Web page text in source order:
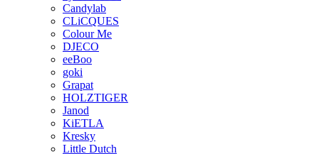
Candylab
CLiCQUES
Colour Me
DJECO
eeBoo
goki
Grapat
HOLZTIGER
Janod
KiETLA
Kresky
Little Dutch